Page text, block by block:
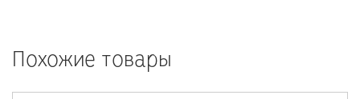
Похожие товары